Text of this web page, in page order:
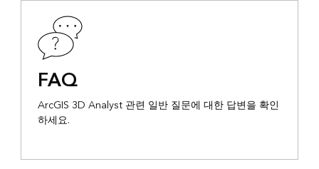
FAQ
ArcGIS 3D Analyst 관련 일반 질문에 대한 답변을 확인
하세요.